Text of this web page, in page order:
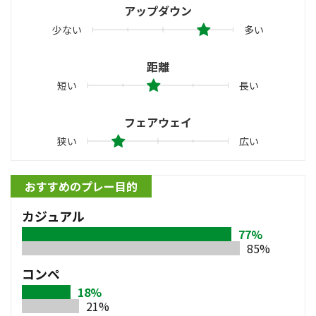
アップダウン
少ない 多い
距離
短い 長い
フェアウェイ
狭い 広い
おすすめのプレー目的
カジュアル
77%
85%
コンペ
18%
21%